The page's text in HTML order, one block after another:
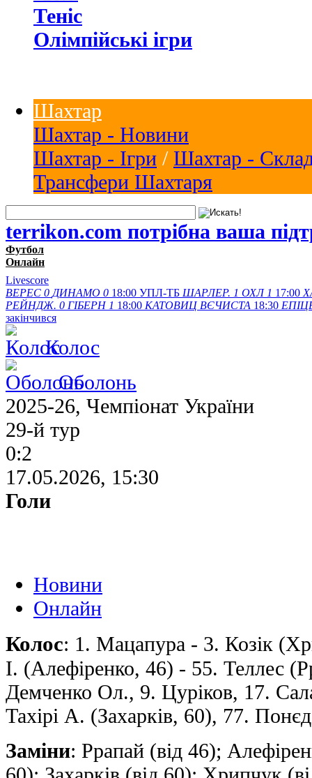
Теніс
Олімпійські ігри
Шахтар
Шахтар - Новини
Шахтар - Ігри / Шахтар -
Трансфери Шахтаря
terrikon.com потрібна ваша
Футбол
Онлайн
Livescore
ВЕРЕС 0 ДИНАМО 0 18:00 УПЛ-ТБ ШАРЛЕР. 1 ОХЛ 1 17:00
РЕЙНДЖ. 0 ГІБЕРН 1 18:00 КАТОВИЦ ВЄЧИСТА 18:30
закінчився
Колос
Оболонь
2025-26, Чемпіонат України
29-й тур
0:2
17.05.2026, 15:30
Голи
Новини
Онлайн
Колос: 1. Мацапура - 3. Козік
І. (Алефіренко, 46) - 55. Теллес
Демченко Ол., 9. Цуріков, 17.
Тахірі A. (Захаркiв, 60), 77.
Заміни: Ррапай (від 46);